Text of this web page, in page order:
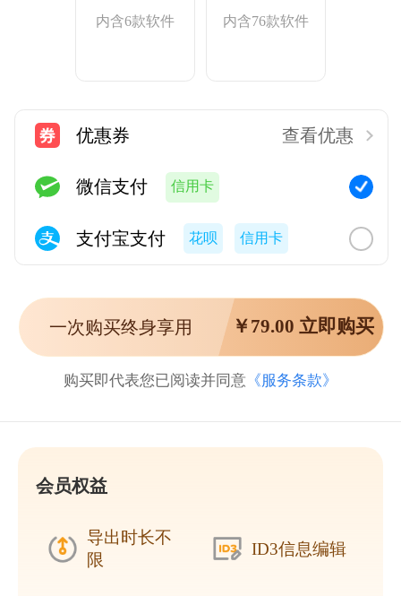
内含6款软件 内含76款软件
优惠券 查看优惠
微信支付 信用卡
支付宝支付 花呗 信用卡
一次购买终身享用 ￥79.00 立即购买
购买即代表您已阅读并同意 《服务条款》
会员权益
导出时长不
限
ID3信息编辑